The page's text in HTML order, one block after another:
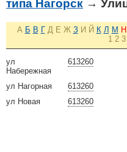
типа Нагорск →
А Б В Г Д Е Ж З И Й К Л М Н
1 2 3
613260
ул
Набережная
613260
ул Нагорная
613260
ул Новая